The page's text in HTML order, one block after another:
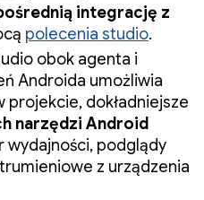
integrację z
polecenia studio.
obok agenta i
Androida umożliwia
projekcie, dokładniejsze
narzędzi Android
wydajności, podglądy
z urządzenia